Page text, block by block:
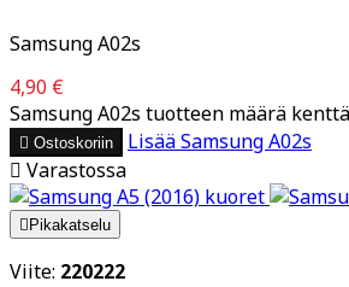
Samsung A02s
4,90 €
Samsung A02s tuotteen määrä kenttä
 Ostoskoriin LisääSamsung A02s
 Varastossa
 Pikakatselu
Viite: 220222